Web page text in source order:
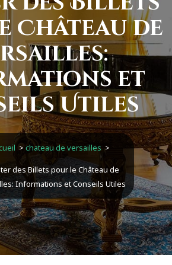
Château de
et
Utiles
>chateau de versailles >
des Billets pour le Château de
Informations et Conseils Utiles